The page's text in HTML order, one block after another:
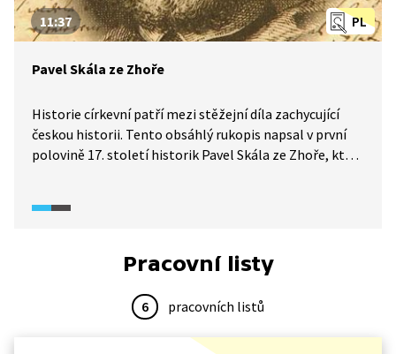
PL
11:37
Pavel Skála ze Zhoře
Historie církevní patří mezi stěžejní díla zachycující
českou historii. Tento obsáhlý rukopis napsal v první
polovině 17. století historik Pavel Skála ze Zhoře, který
z vyšetřovatelů nevzpomněl. Prahu opustil brzy
exilu. O životě a díle Pavla Skály ze Zhoře vypráví
historik Petr Charvát.
Pracovní listy
6 pracovních listů